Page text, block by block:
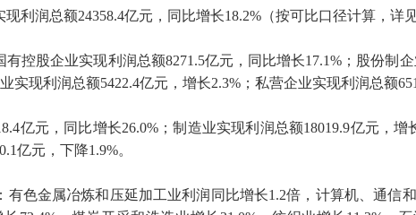
现利润总额24358.4亿元，同比增长18.2% （按可比口径计算，详
有控股企业实现利润总额8271.5亿元，同比增长17.1% ；股份制
实现利润总额5422.4亿元，增长2.3% ；私营企业实现利润总额
亿元，同比增长26.0% ；制造业实现利润总额18019.9亿元，增
亿元，下降1.9%。
有色金属冶炼和压延加工业利润同比增长1.2倍，计算机、通信